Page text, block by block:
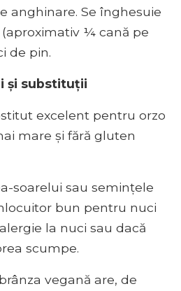
anghinare. Se înghesuie
¼ cană pe
de pin.
și substituții
excelent pentru orzo
mare și fără gluten
soarelui sau semințele
bun pentru nuci
la nuci sau dacă
scumpe.
vegană are, de